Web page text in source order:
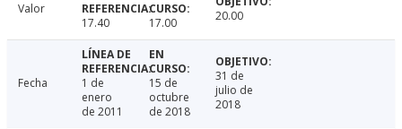
Valor
17.40
17.00 20.00
Fecha
1 de
enero
de 2011
15 de
octubre
de 2018
31 de
julio de
2018